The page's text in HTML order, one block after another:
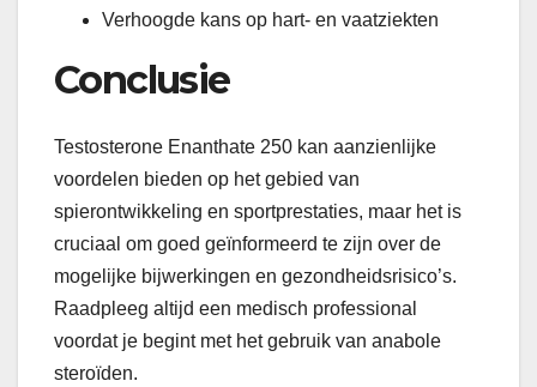
Verhoogde kans op hart- en vaatziekten
Conclusie
Testosterone Enanthate 250 kan aanzienlijke
voordelen bieden op het gebied van
spierontwikkeling en sportprestaties, maar het is
cruciaal om goed geïnformeerd te zijn over de
mogelijke bijwerkingen en gezondheidsrisico’s.
Raadpleeg altijd een medisch professional
voordat je begint met het gebruik van anabole
steroïden.